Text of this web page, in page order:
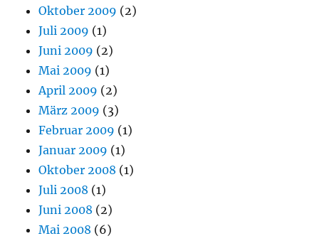
Oktober 2009 (2)
Juli 2009 (1)
Juni 2009 (2)
Mai 2009 (1)
April 2009 (2)
März 2009 (3)
Februar 2009 (1)
Januar 2009 (1)
Oktober 2008 (1)
Juli 2008 (1)
Juni 2008 (2)
Mai 2008 (6)